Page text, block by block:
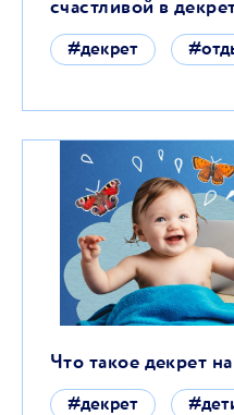
счастливой в
#декрет
Что такое декрет
#декрет